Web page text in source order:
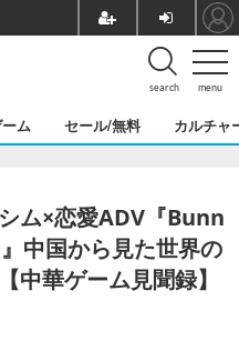
menu
search
ム セール/無料 カルチャ
ム×恋愛ADV『Bunn
中国から見た世界の
中華ゲーム見聞録】